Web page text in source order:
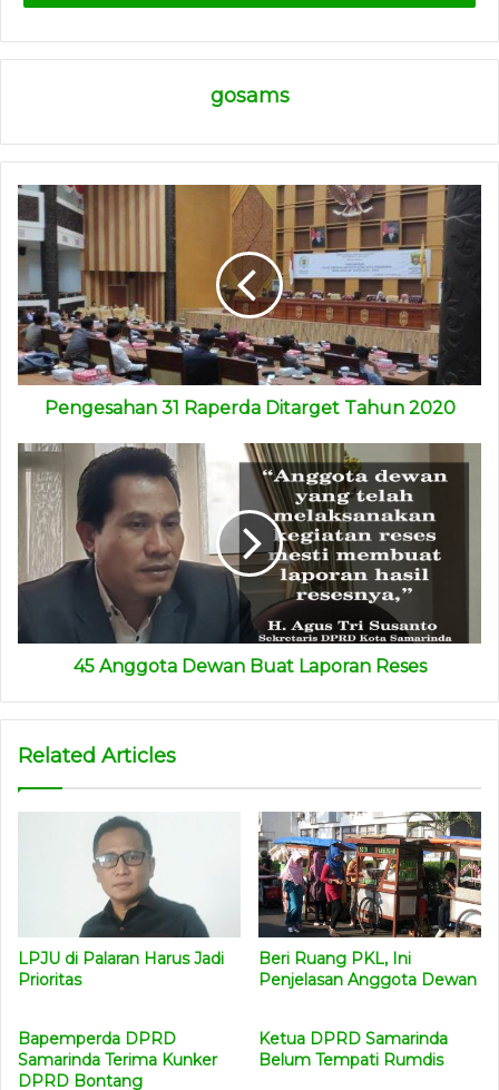
mengurangi banjir. Apalagi sudah memasuki musim
penghujan.
“Warga banyak meminta pemerintah memprioritaskan
bersih PDAM,” kata dia.
Dia sebagai wakil rakyat memiliki kewajiban untuk
memperjuangkan aspirasi yang disampaikan konstituennya
di dapil Sungai Kunjang saat kegiatan reses. “Ini
merupakan kewajiban saya untuk memperjuangkan
aspirasi mereka,” ujar dia.(advetorial)
gosams
Pengesahan 31 Raperda Ditarget Tahun 2020
45 Anggota Dewan Buat Laporan Reses
Related Articles
LPJU di Palaran Harus Jadi
Prioritas
Beri Ruang PKL, Ini
Penjelasan Anggota Dewan
Bapemperda DPRD
Samarinda Terima Kunker
DPRD Bontang
Ketua DPRD Samarinda
Belum Tempati Rumdis